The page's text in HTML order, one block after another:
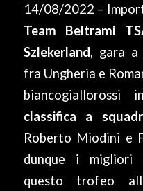
14/08/2022 –
Team Beltrami
Szlekerland, gara a
fra Ungheria e
classifica a
Roberto Miodini e
dunque i migliori
questo trofeo